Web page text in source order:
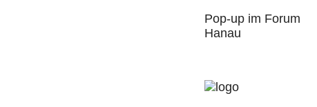
Pop-up im Forum
Hanau